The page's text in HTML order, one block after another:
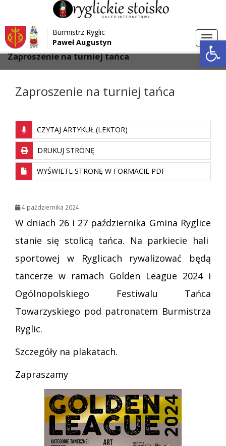
Przejdź do menu
Przejdź do głównej treści strony
Przejdź do stopki strony
Burmistrz Ryglic
Paweł Augustyn
Strona główna > Aktualności
Zaproszenie na turniej tańca
Zaproszenie na turniej tańca
CZYTAJ ARTYKUŁ (LEKTOR)
DRUKUJ STRONĘ
WYŚWIETL STRONĘ W FORMACIE PDF
4 października 2024
W dniach 26 i 27 października Gmina Ryglice
stanie się stolicą tańca. Na parkiecie hali
sportowej w Ryglicach rywalizować będą
tancerze w ramach Golden League 2024 i
Ogólnopolskiego Festiwalu Tańca
Towarzyskiego pod patronatem Burmistrza
Ryglic.
Szczegóły na plakatach.
Zapraszamy